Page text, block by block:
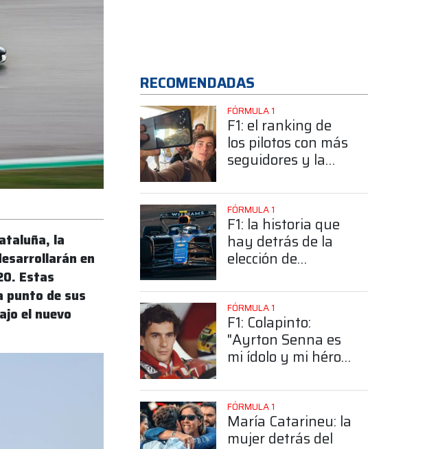
la
en
Estas
punto de sus
el nuevo
RECOMENDADAS
FÓRMULA 1
F1: el ranking de
los pilotos con más
seguidores y la
posición de
Colapinto
FÓRMULA 1
F1: la historia que
hay detrás de la
elección de
número 43
FÓRMULA 1
F1: Colapinto:
"Ayrton Senna es
mi ídolo y mi héroe
FÓRMULA 1
María Catarineu: la
mujer detrás del